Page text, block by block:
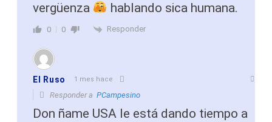
vergüenza
hablando sica humana.
0 0 Responder
El Ruso 1 mes hace
Responder a PCampesino
Don ñame USA le está dando tiempo a